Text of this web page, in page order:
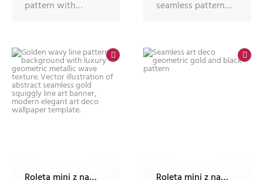
pattern with
seamless pattern
Roleta mini z nadrukiem Roleta mini z nadrukiem